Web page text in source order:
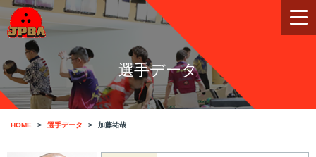
選手データ
HOME 選手データ 加藤祐哉